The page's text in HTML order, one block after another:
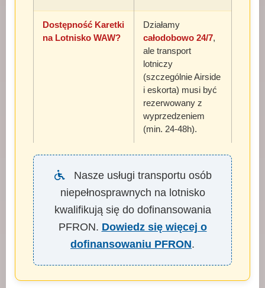
Dostępność Karetki
na Lotnisko WAW?
Działamy
całodobowo 24/7,
ale transport
lotniczy
(szczególnie Airside
i eskorta) musi być
rezerwowany z
wyprzedzeniem
(min. 24-48h).
Nasze usługi transportu osób
niepełnosprawnych na lotnisko
kwalifikują się do dofinansowania
PFRON. Dowiedz się więcej o
dofinansowaniu PFRON.